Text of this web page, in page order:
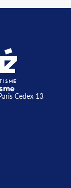
Cedex 13